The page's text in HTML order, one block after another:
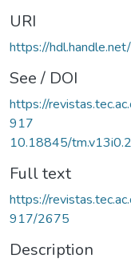
URI
https://
See / DOI
https://
917
10.18845/
Full text
https://
917/2675
Description